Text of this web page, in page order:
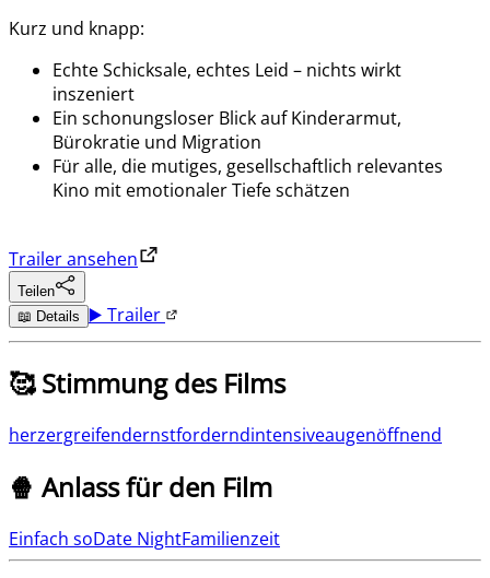
Kurz und knapp:
Echte Schicksale, echtes Leid – nichts wirkt
inszeniert
Ein schonungsloser Blick auf Kinderarmut,
Bürokratie und Migration
Für alle, die mutiges, gesellschaftlich relevantes
Kino mit emotionaler Tiefe schätzen
Trailer ansehen
Teilen
📖 Details ▶️ Trailer
🥰 Stimmung des Films
herzergreifendernstforderndintensiveaugenöffnend
🍿 Anlass für den Film
Einfach soDate NightFamilienzeit